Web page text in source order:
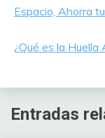
Espacio, Ahorra
¿Qué es la
Entradas